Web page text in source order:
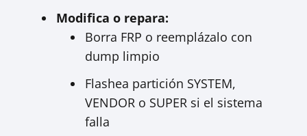
Modifica o repara:
Borra FRP o reemplázalo con
dump limpio
Flashea partición SYSTEM,
VENDOR o SUPER si el sistema
falla